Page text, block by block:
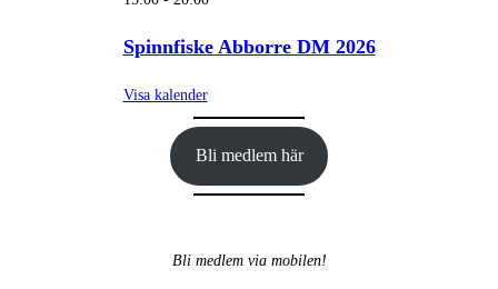
Spinnfiske Abborre DM 2026
Visa kalender
Bli medlem här
Bli medlem via mobilen!